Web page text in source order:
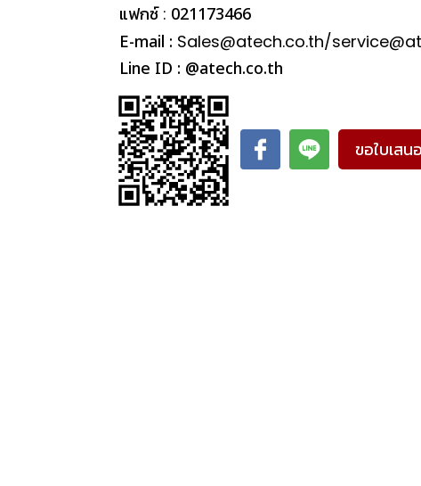
แฟกซ์ : 021173466
E-mail : Sales@atech.co.th/
Line ID : @atech.co.th
ขอใบเสน